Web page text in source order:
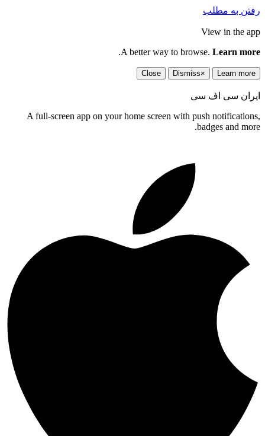
رفتن به مطلب
View in the app
A better way to browse. Learn more
.
Learn more
×
Dismiss
Close
ایران سی اف سی
A full-screen app on your home screen with push notifications,
badges and more.